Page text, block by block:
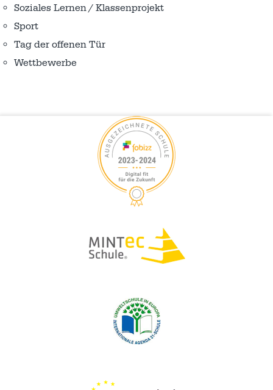
Soziales Lernen / Klassenprojekt
Sport
Tag der offenen Tür
Wettbewerbe